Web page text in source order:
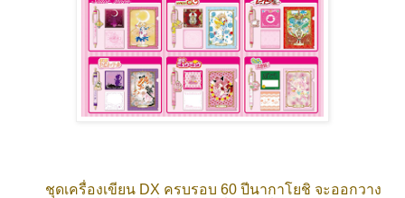
ชุดเครื่องเขียน DX ครบรอบ 60 ปีนากาโยชิ จะออกวาง